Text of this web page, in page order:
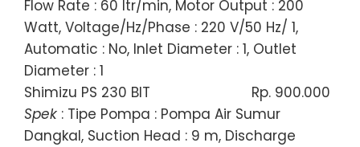
Flow Rate : 60 ltr/min, Motor Output : 200
Watt, Voltage/Hz/Phase : 220 V/50 Hz/ 1,
Automatic : No, Inlet Diameter : 1, Outlet
Diameter : 1
Shimizu PS 230 BIT
Rp. 900.000
Spek : Tipe Pompa : Pompa Air Sumur
Dangkal, Suction Head : 9 m, Discharge